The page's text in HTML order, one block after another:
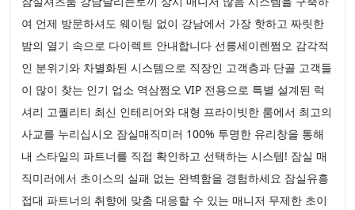
여 언제 방문하셔도 웨이팅 없이 강남에서 가장 핫하고 짜릿한
밤의 열기 속으로 다이렉트 안내합니다 선릉세이렌쩜오 감각적
인 분위기와 차별화된 시스템으로 직장인 고객층과 단골 고객들
이 많이 찾는 인기 업소 역삼쩜오 VIP 전용으로 특별 설계된 럭
셔리 고퀄리티 최신 인테리어와 대형 프라이빗한 룸에서 최고의
사교를 누리십시오 잠실매직미러 100% 투명한 유리창을 통해
내 스타일의 파트너를 직접 확인하고 선택하는 시스템! 잠실 매
직미러에서 초이스의 실패 없는 완벽함을 경험하세요 잠실유흥
접대 파트너의 취향에 맞춤 대응할 수 있는 매니저 무제한 초이